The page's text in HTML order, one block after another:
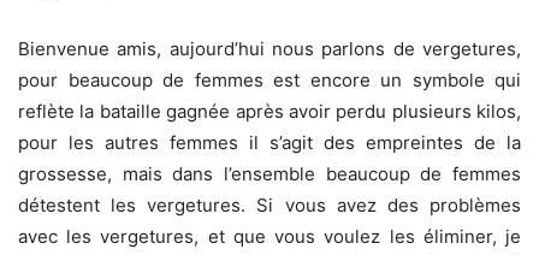
Bienvenue amis, aujourd’hui nous parlons de vergetures,
pour beaucoup de femmes est encore un symbole qui
reflète la bataille gagnée après avoir perdu plusieurs kilos,
pour les autres femmes il s’agit des empreintes de la
grossesse, mais dans l’ensemble beaucoup de femmes
détestent les vergetures. Si vous avez des problèmes
avec les vergetures, et que vous voulez les éliminer, je